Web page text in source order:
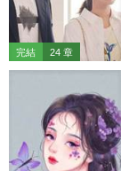
完結 24 章